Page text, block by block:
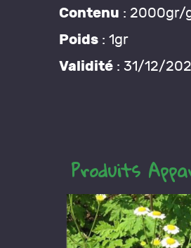
Contenu : 2000gr/
Poids: 1gr
Validité: 31/12/
Produits